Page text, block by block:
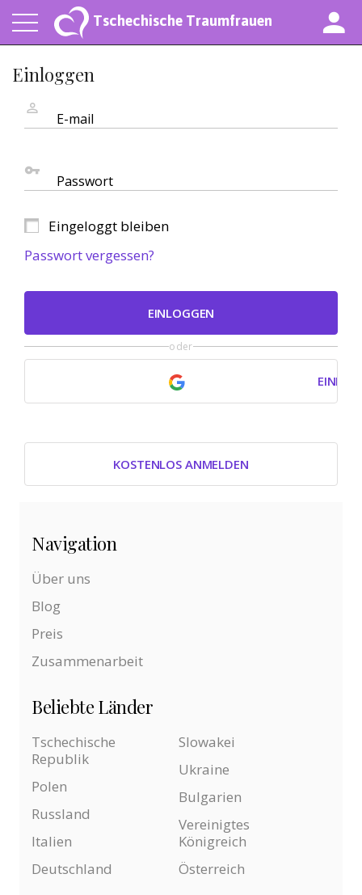
Tschechische Traumfrauen
Einloggen
E-mail
Passwort
Eingeloggt bleiben
Passwort vergessen?
EINLOGGEN
oder
KOSTENLOS ANMELDEN
Navigation
Über uns
Blog
Preis
Zusammenarbeit
Beliebte Länder
Tschechische
Republik
Polen
Russland
Italien
Deutschland
Slowakei
Ukraine
Bulgarien
Vereinigtes
Königreich
Österreich